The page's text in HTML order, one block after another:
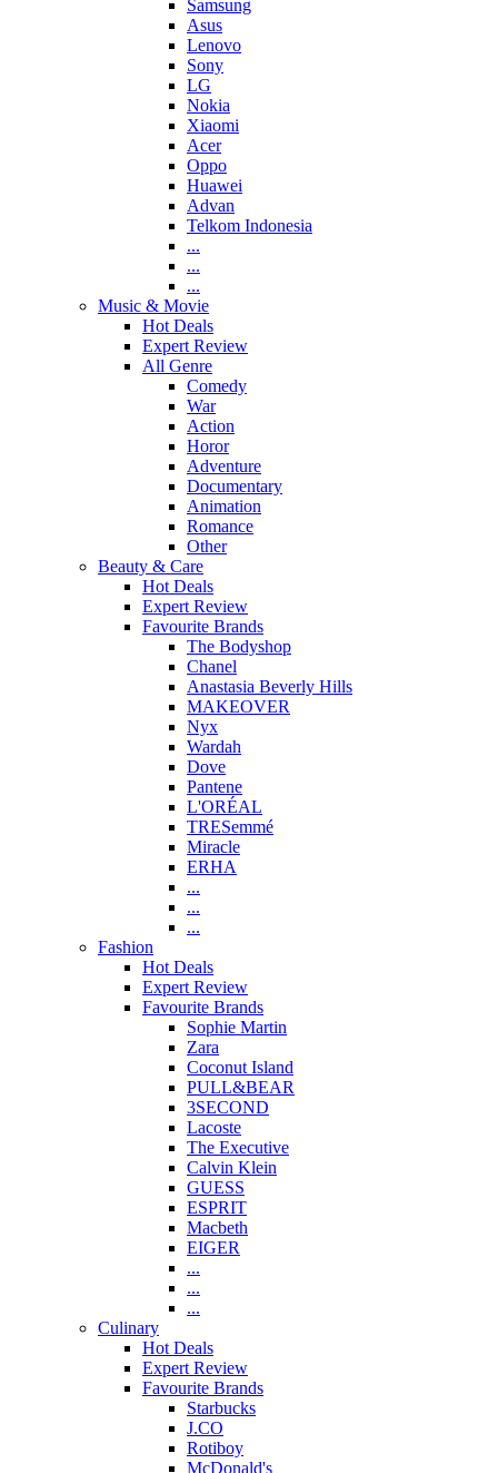
Samsung
Asus
Lenovo
Sony
LG
Nokia
Xiaomi
Acer
Oppo
Huawei
Advan
Telkom Indonesia
...
...
...
Music & Movie
Hot Deals
Expert Review
All Genre
Comedy
War
Action
Horor
Adventure
Documentary
Animation
Romance
Other
Beauty & Care
Hot Deals
Expert Review
Favourite Brands
The Bodyshop
Chanel
Anastasia Beverly Hills
MAKEOVER
Nyx
Wardah
Dove
Pantene
L'ORÉAL
TRESemmé
Miracle
ERHA
...
...
...
Fashion
Hot Deals
Expert Review
Favourite Brands
Sophie Martin
Zara
Coconut Island
PULL&BEAR
3SECOND
Lacoste
The Executive
Calvin Klein
GUESS
ESPRIT
Macbeth
EIGER
...
...
...
Culinary
Hot Deals
Expert Review
Favourite Brands
Starbucks
J.CO
Rotiboy
McDonald's